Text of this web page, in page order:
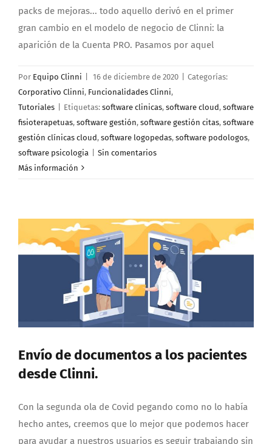
packs de mejoras... todo aquello derivó en el primer
gran cambio en el modelo de negocio de Clinni: la
aparición de la Cuenta PRO. Pasamos por aquel
Por Equipo Clinni 16 de diciembre de 2020
Categorías:
Corporativo Clinni, Funcionalidades Clinni,
Tutoriales
Etiquetas: software clinicas, software cloud, software
fisioterapetuas, software gestión, software gestión citas, software
gestión clínicas cloud, software logopedas, software podologos,
software psicologia
Sin comentarios
Más información
Envío de documentos a los pacientes
desde Clinni.
Con la segunda ola de Covid pegando como no lo había
hecho antes, creemos que lo mejor que podemos hacer
para ayudar a nuestros usuarios es seguir trabajando sin